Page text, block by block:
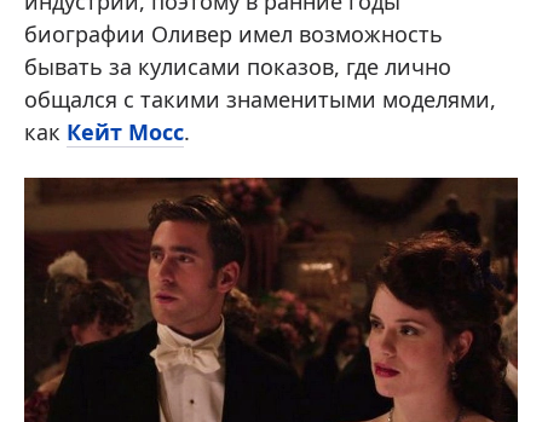
биографии Оливер имел возможность
бывать за кулисами показов, где лично
общался с такими знаменитыми моделями,
как Кейт Мосс.